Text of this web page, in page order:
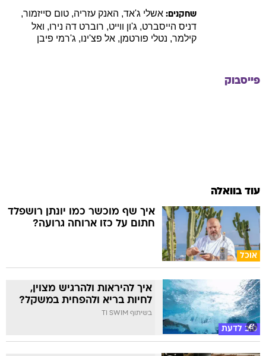
שחקנים: אשלי ג'אד, האנק עזריה, טום סייזמור,
דניס הייסברט, ג'ון ווייט, רוברט דה נירו, ואל
קילמר, נטלי פורטמן, אל פצ'ינו, ג'רמי פיבן
פייסבוק
עוד בוואלה
אוכל
איך שף מוכשר כמו יונתן רושפלד
חתום על כזו ארוחה גרועה?
טוב לדעת
איך להיראות ולהרגיש מצוין,
לחיות בריא ולהפחית במשקל?
בשיתוף TI SWIM